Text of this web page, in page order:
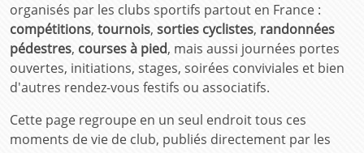
organisés par les clubs sportifs partout en France :
compétitions, tournois, sorties cyclistes, randonnées
pédestres, courses à pied, mais aussi journées portes
ouvertes, initiations, stages, soirées conviviales et bien
d'autres rendez-vous festifs ou associatifs.
Cette page regroupe en un seul endroit tous ces
moments de vie de club, publiés directement par les